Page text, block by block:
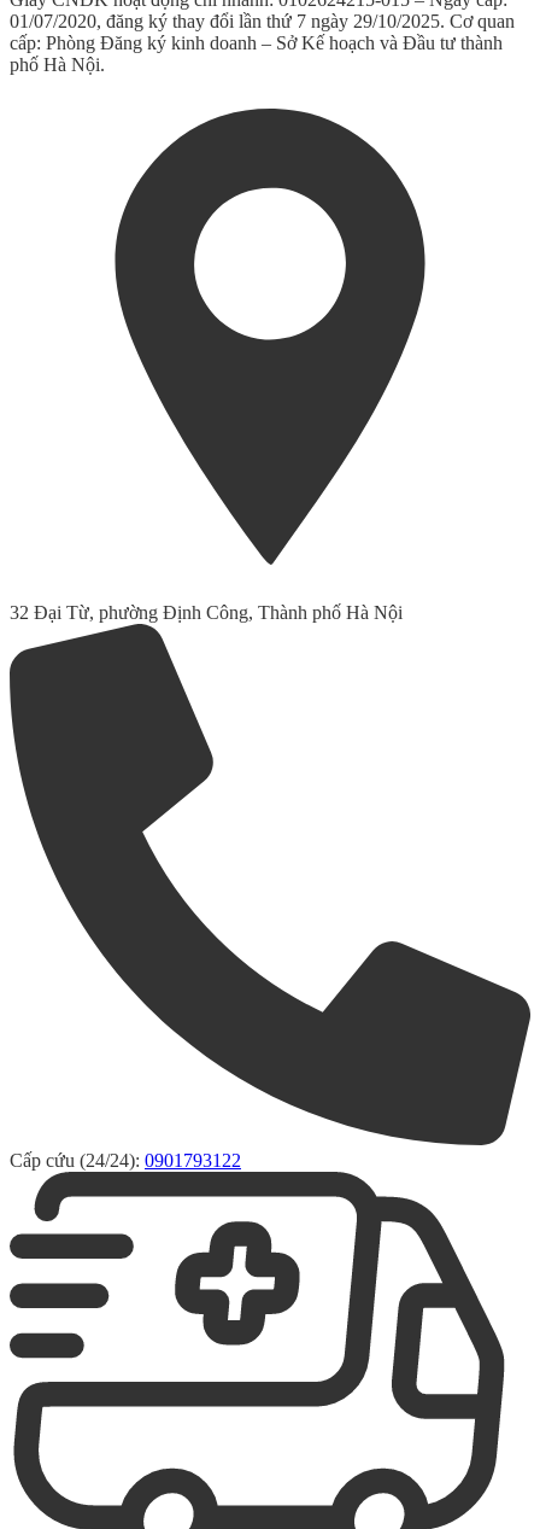
01/07/2020, đăng ký thay đổi lần thứ 7 ngày 29/10/2025. Cơ quan
cấp: Phòng Đăng ký kinh doanh – Sở Kế hoạch và Đầu tư thành
phố Hà Nội.
32 Đại Từ, phường Định Công, Thành phố Hà Nội
Cấp cứu (24/24): 0901793122